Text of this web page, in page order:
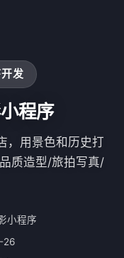
发
程序
，用景色和历史打
质造型/旅拍写真/
小程序
26